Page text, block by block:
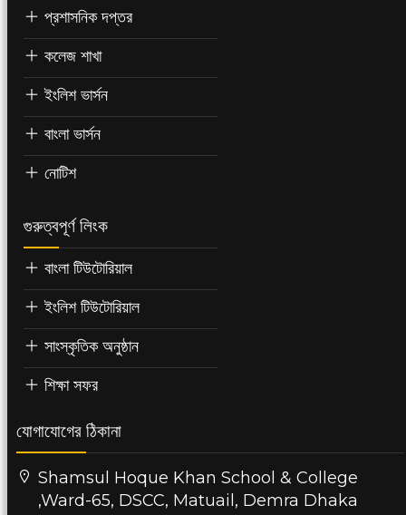
প্রশাসনিক দপ্তর
কলেজ শাখা
ইংলিশ ভার্সন
বাংলা ভার্সন
নোটিশ
গুরুত্বপূর্ণ লিংক
বাংলা টিউটোরিয়াল
ইংলিশ টিউটোরিয়াল
সাংস্কৃতিক অনুষ্ঠান
শিক্ষা সফর
যোগাযোগের ঠিকানা
Shamsul Hoque Khan School & College
,Ward-65, DSCC, Matuail, Demra Dhaka